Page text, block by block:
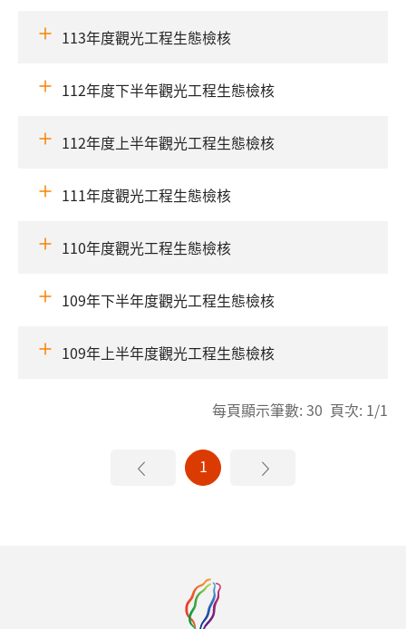
113年度觀光工程生態檢核
112年度下半年觀光工程生態檢核
112年度上半年觀光工程生態檢核
111年度觀光工程生態檢核
110年度觀光工程生態檢核
109年下半年度觀光工程生態檢核
109年上半年度觀光工程生態檢核
每頁顯示筆數: 30 頁次: 1/1
1